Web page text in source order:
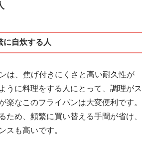
に自炊する人
は、焦げ付きにくさと高い耐久性が
うに料理をする人にとって、調理がス
楽なこのフライパンは大変便利です。
ため、頻繁に買い替える手間が省け、
スも高いです。